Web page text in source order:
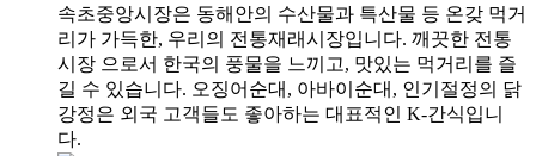
속초중앙시장은 동해안의 수산물과 특산물 등 온갖 먹거
리가 가득한, 우리의 전통재래시장입니다. 깨끗한 전통
시장 으로서 한국의 풍물을 느끼고, 맛있는 먹거리를 즐
길 수 있습니다. 오징어순대, 아바이순대, 인기절정의 닭
강정은 외국 고객들도 좋아하는 대표적인 K-간식입니
다.